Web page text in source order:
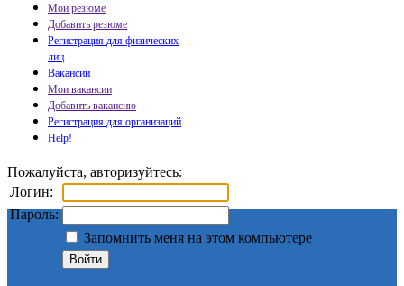
Мои резюме
Добавить резюме
Регистрация для физических
лиц
Вакансии
Мои вакансии
Добавить вакансию
Регистрация для организаций
Help!
Пожалуйста, авторизуйтесь:
Логин:
Пароль:
Запомнить меня на этом компьютере